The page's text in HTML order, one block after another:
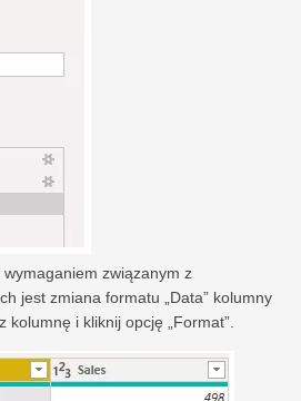
związanym z
jest zmiana formatu „Data” kolumny
kolumnę i kliknij opcję „Format”.